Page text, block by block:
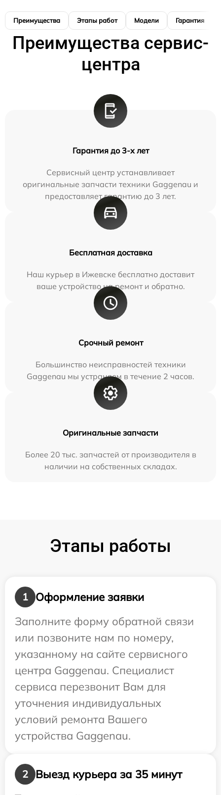
Преимущества Этапы работ Модели Гарантия
Преимущества сервис-
центра
Гарантия до 3-х лет
Сервисный центр устанавливает
оригинальные запчасти техники Gaggenau и
предоставляет гарантию до 3 лет.
Бесплатная доставка
Наш курьер в Ижевске бесплатно доставит
ваше устройство на ремонт и обратно.
Срочный ремонт
Большинство неисправностей техники
Gaggenau мы устраняем в течение 2 часов.
Оригинальные запчасти
Более 20 тыс. запчастей от производителя в
наличии на собственных складах.
Этапы работы
1
Оформление заявки
Заполните форму обратной связи
или позвоните нам по номеру,
указанному на сайте сервисного
центра Gaggenau. Специалист
сервиса перезвонит Вам для
уточнения индивидуальных
условий ремонта Вашего
устройства Gaggenau.
2
Выезд курьера за 35 минут